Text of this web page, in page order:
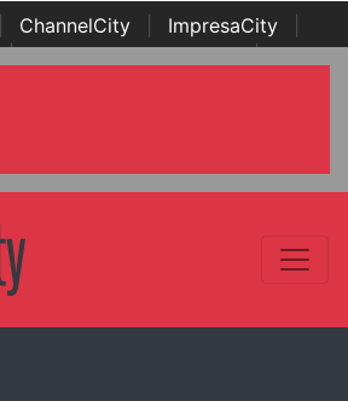
ChannelCity ImpresaCity
| Italian Channel Awards | Italian